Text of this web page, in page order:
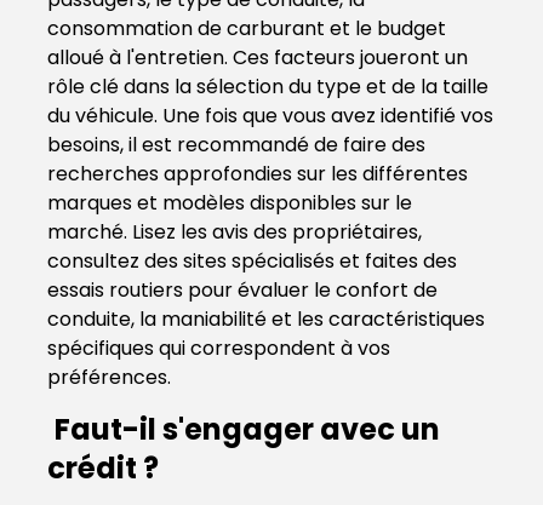
consommation de carburant et le budget
alloué à l'entretien. Ces facteurs joueront un
rôle clé dans la sélection du type et de la taille
du véhicule. Une fois que vous avez identifié vos
besoins, il est recommandé de faire des
recherches approfondies sur les différentes
marques et modèles disponibles sur le
marché. Lisez les avis des propriétaires,
consultez des sites spécialisés et faites des
essais routiers pour évaluer le confort de
conduite, la maniabilité et les caractéristiques
spécifiques qui correspondent à vos
préférences.
Faut-il s'engager avec un
crédit ?